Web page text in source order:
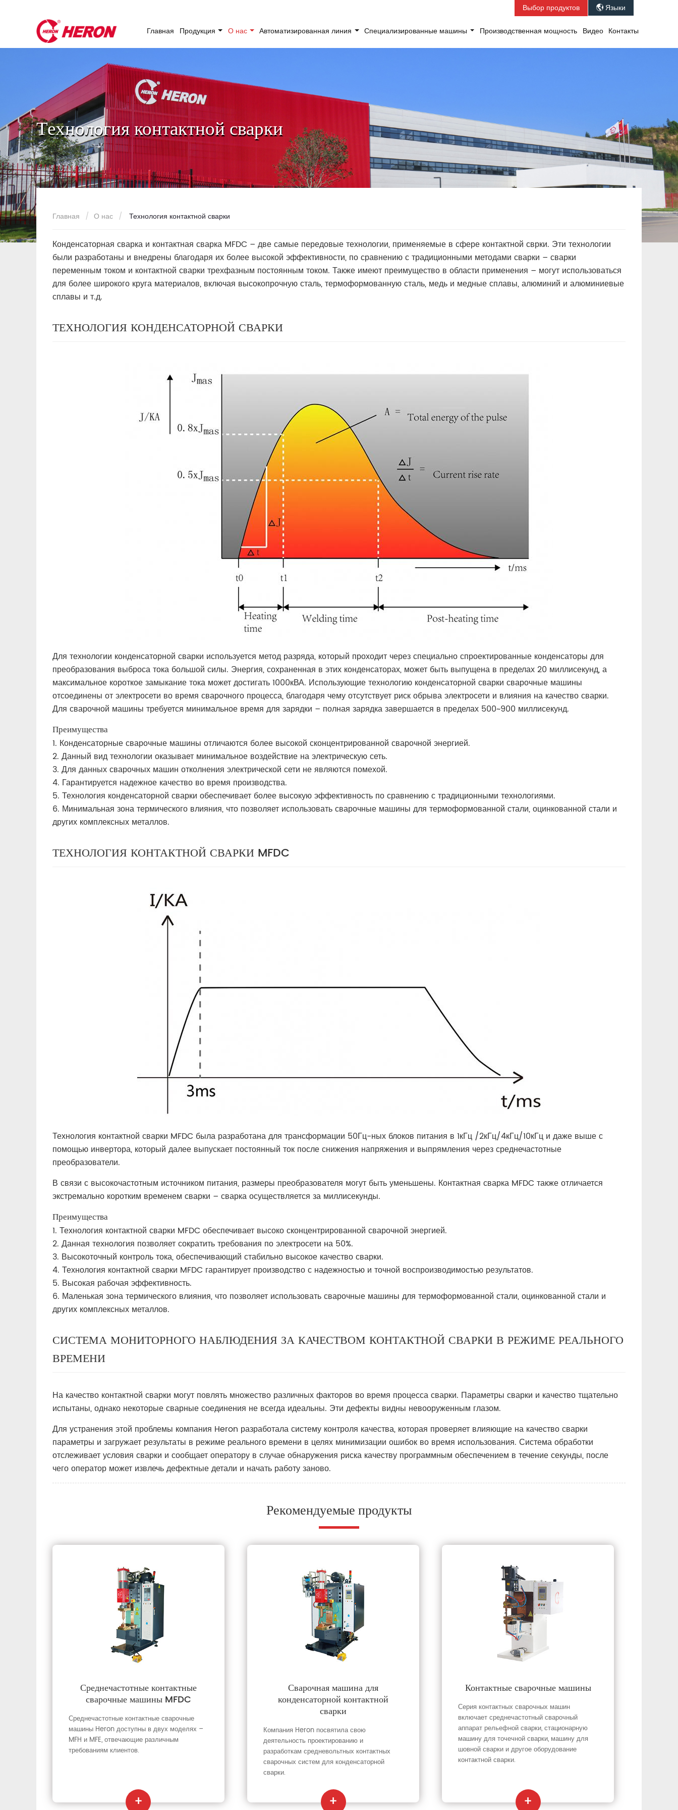
Выбор продуктов  Языки
Главная Продукция О нас Автоматизированная линия Специализированные машины Производственная мощность Видео Контакты
Технология контактной сварки
Главная О нас Технология контактной сварки
Конденсаторная сварка и контактная сварка MFDC – две самые передовые технологии, применяемые в сфере контактной сврки. Эти технологии
были разработаны и внедрены благодаря их более высокой эффективности, по сравнению с традиционными методами сварки – сварки
переменным током и контактной сварки трехфазным постоянным током. Также имеют преимущество в области применения – могут использоваться
для более широкого круга материалов, включая высокопрочную сталь, термоформованную сталь, медь и медные сплавы, алюминий и алюминиевые
сплавы и т.д.
ТЕХНОЛОГИЯ КОНДЕНСАТОРНОЙ СВАРКИ
Для технологии конденсаторной сварки используется метод разряда, который проходит через специально спроектированные конденсаторы для
преобразования выброса тока большой силы. Энергия, сохраненная в этих конденсаторах, может быть выпущена в пределах 20 миллисекунд, а
максимальное короткое замыкание тока может достигать 1000кВА. Использующие технологию конденсаторной сварки сварочные машины
отсоединены от электросети во время сварочного процесса, благодаря чему отсутствует риск обрыва электросети и влияния на качество сварки.
Для сварочной машины требуется минимальное время для зарядки – полная зарядка завершается в пределах 500~900 миллисекунд.
Преимущества
1. Конденсаторные сварочные машины отличаются более высокой сконцентрированной сварочной энергией.
2. Данный вид технологии оказывает минимальное воздействие на электрическую сеть.
3. Для данных сварочных машин отколнения электрической сети не являются помехой.
4. Гарантируется надежное качество во время производства.
5. Технология конденсаторной сварки обеспечивает более высокую эффективность по сравнению с традиционными технологиями.
6. Минимальная зона термического влияния, что позволяет использовать сварочные машины для термоформованной стали, оцинкованной стали и
других комплексных металлов.
ТЕХНОЛОГИЯ КОНТАКТНОЙ СВАРКИ MFDC
Технология контактной сварки MFDC была разработана для трансформации 50Гц-ных блоков питания в 1кГц /2кГц/4кГц/10кГц и даже выше с
помощью инвертора, который далее выпускает постоянный ток после снижения напряжения и выпрямления через среднечастотные
преобразователи.
В связи с высокочастотным источником питания, размеры преобразователя могут быть уменьшены. Контактная сварка MFDC также отличается
экстремально коротким временем сварки – сварка осуществляется за миллисекунды.
Преимущества
1. Технология контактной сварки MFDC обеспечивает высоко сконцентрированной сварочной энергией.
2. Данная технология позволяет сократить требования по электросети на 50%.
3. Высокоточный контроль тока, обеспечивающий стабильно высокое качество сварки.
4. Технология контактной сварки MFDC гарантирует производство с надежностью и точной воспроизводимостью результатов.
5. Высокая рабочая эффективность.
6. Маленькая зона термического влияния, что позволяет использовать сварочные машины для термоформованной стали, оцинкованной стали и
других комплексных металлов.
СИСТЕМА МОНИТОРНОГО НАБЛЮДЕНИЯ ЗА КАЧЕСТВОМ КОНТАКТНОЙ СВАРКИ В РЕЖИМЕ РЕАЛЬНОГО
ВРЕМЕНИ
На качество контактной сварки могут повлять множество различных факторов во время процесса сварки. Параметры сварки и качество тщательно
испытаны, однако некоторые сварные соединения не всегда идеальны. Эти дефекты видны невооруженным глазом.
Для устранения этой проблемы компания Heron разработала систему контроля качества, которая проверяет влияющие на качество сварки
параметры и загружает результаты в режиме реального времени в целях минимизации ошибок во время использования. Система обработки
отслеживает условия сварки и сообщает оператору в случае обнаружения риска качеству программным обеспечением в течение секунды, после
чего оператор может извлечь дефектные детали и начать работу заново.
Рекомендуемые продукты
Среднечастотные контактные
сварочные машины MFDC
Среднечастотные контактные сварочные
машины Heron доступны в двух моделях –
MFH и MFE, отвечающие различным
требованиям клиентов.
Сварочная машина для
конденсаторной контактной
сварки
Компания Heron посвятила свою
деятельность проектированию и
разработкам средневольтных контактных
сварочных систем для конденсаторной
сварки.
Контактные сварочные машины
Серия контактных сварочных машин
включает среднечастотный сварочный
аппарат рельефной сварки, стационарную
машину для точечной сварки, машину для
шовной сварки и другое оборудование
контактной сварки.